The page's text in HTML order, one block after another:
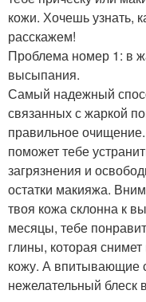
кожи. Хочешь узнать,
расскажем!
Проблема номер 1: в
высыпания.
Самый надежный
связанных с жаркой
правильное
поможет тебе
загрязнения и
остатки макияжа.
твоя кожа склонна к
месяцы, тебе
глины, которая
кожу. А впитывающие
нежелательный блеск